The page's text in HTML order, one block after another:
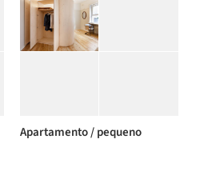
Apartamento / pequeno